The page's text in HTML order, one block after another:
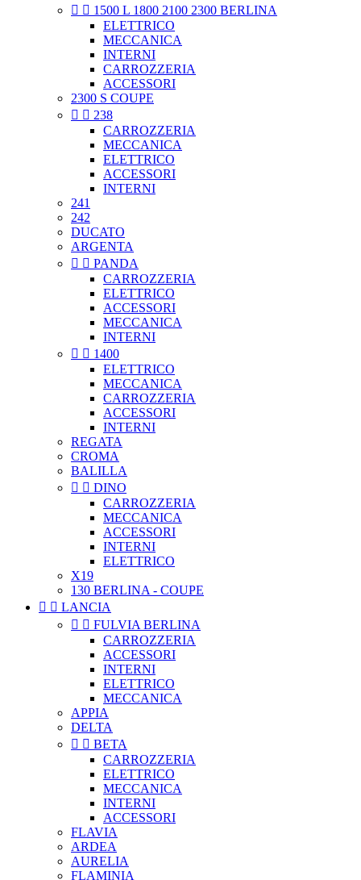
  1500 L 1800 2100 2300 BERLINA
ELETTRICO
MECCANICA
INTERNI
CARROZZERIA
ACCESSORI
2300 S COUPE
  238
CARROZZERIA
MECCANICA
ELETTRICO
ACCESSORI
INTERNI
241
242
DUCATO
ARGENTA
  PANDA
CARROZZERIA
ELETTRICO
ACCESSORI
MECCANICA
INTERNI
  1400
ELETTRICO
MECCANICA
CARROZZERIA
ACCESSORI
INTERNI
REGATA
CROMA
BALILLA
  DINO
CARROZZERIA
MECCANICA
ACCESSORI
INTERNI
ELETTRICO
X19
130 BERLINA - COUPE
  LANCIA
  FULVIA BERLINA
CARROZZERIA
ACCESSORI
INTERNI
ELETTRICO
MECCANICA
APPIA
DELTA
  BETA
CARROZZERIA
ELETTRICO
MECCANICA
INTERNI
ACCESSORI
FLAVIA
ARDEA
AURELIA
FLAMINIA